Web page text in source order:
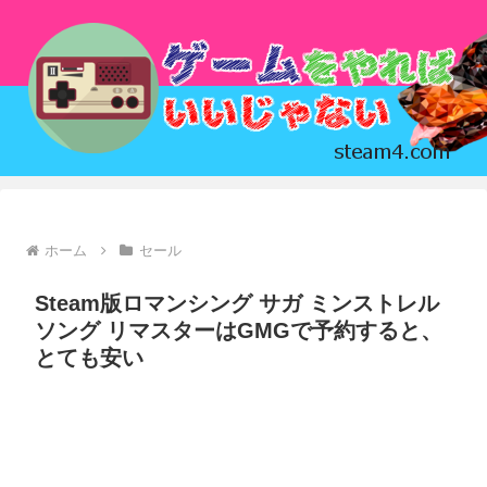
ホーム セール
Steam版ロマンシング サガ ミンストレル
ソング リマスターはGMGで予約すると、
とても安い